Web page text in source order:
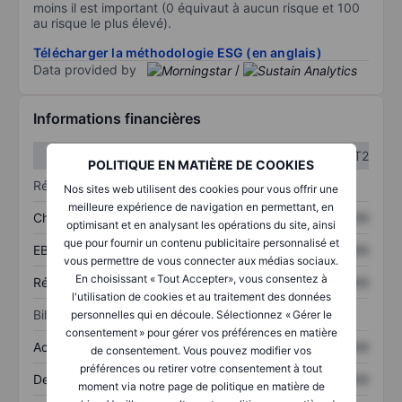
POLITIQUE EN MATIÈRE DE COOKIES
Nos sites web utilisent des cookies pour vous offrir une
meilleure expérience de navigation en permettant, en
optimisant et en analysant les opérations du site, ainsi
que pour fournir un contenu publicitaire personnalisé et
vous permettre de vous connecter aux médias sociaux.
En choisissant « Tout Accepter», vous consentez à
l'utilisation de cookies et au traitement des données
personnelles qui en découle. Sélectionnez « Gérer le
consentement » pour gérer vos préférences en matière
de consentement. Vous pouvez modifier vos
préférences ou retirer votre consentement à tout
moment via notre page de politique en matière de
moins il est important (0 équivaut à aucun risque et 100
au risque le plus élevé).
Télécharger la méthodologie ESG (en anglais)
Data provided by
/
Informations financières
T2
Résultats
Chiffre d’affaires XXXXXXX XXXXXXX
EBITDA XXXXXXX XXXXXXX
Résultat net XXXXXXX XXXXXXX
Bilan
Actifs totaux XXXXXXX
Dette totale XXXXXXX XXXXXXX